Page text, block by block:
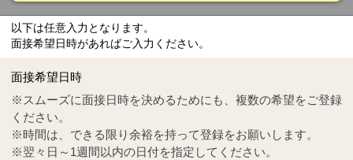
Tel
0570-55-0314
以下は任意入力となります。
面接希望日時があればご入力ください。
面接希望日時
※スムーズに面接日時を決めるためにも、複数の希望をご登録
ください。
※時間は、できる限り余裕を持って登録をお願いします。
※翌々日～1週間以内の日付を指定してください。